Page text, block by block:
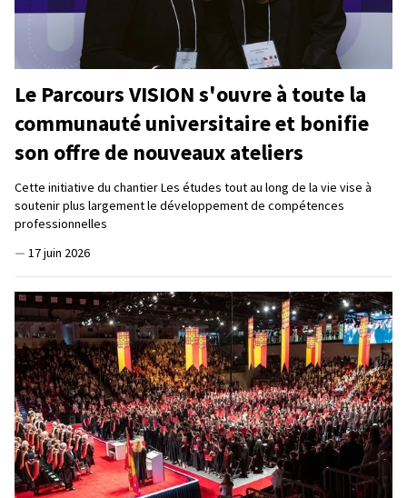
Le Parcours VISION s'ouvre à toute la
communauté universitaire et bonifie
son offre de nouveaux ateliers
Cette initiative du chantier Les études tout au long de la vie vise à
soutenir plus largement le développement de compétences
professionnelles
— 17 juin 2026